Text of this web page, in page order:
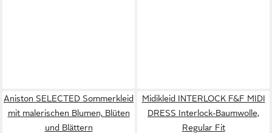
Aniston SELECTED Sommerkleid
mit malerischen Blumen, Blüten
und Blättern
Midikleid INTERLOCK F&F MIDI
DRESS Interlock-Baumwolle,
Regular Fit